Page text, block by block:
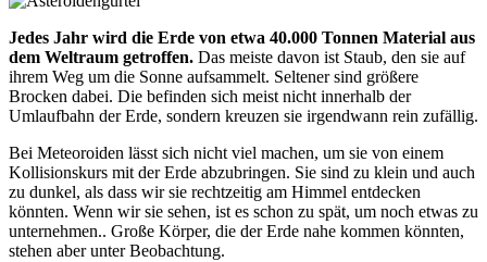
Jedes Jahr wird die Erde von etwa 40.000 Tonnen Material aus
dem Weltraum getroffen. Das meiste davon ist Staub, den sie auf
ihrem Weg um die Sonne aufsammelt. Seltener sind größere
Brocken dabei. Die befinden sich meist nicht innerhalb der
Umlaufbahn der Erde, sondern kreuzen sie irgendwann rein zufällig.
Bei Meteoroiden lässt sich nicht viel machen, um sie von einem
Kollisionskurs mit der Erde abzubringen. Sie sind zu klein und auch
zu dunkel, als dass wir sie rechtzeitig am Himmel entdecken
könnten. Wenn wir sie sehen, ist es schon zu spät, um noch etwas zu
unternehmen.. Große Körper, die der Erde nahe kommen könnten,
stehen aber unter Beobachtung.